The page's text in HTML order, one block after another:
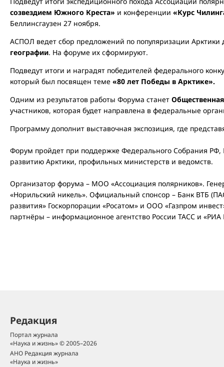
созвездием Южного Креста» и конференции «Курс
Беллинсгаузен 27 ноября.
АСПОЛ ведет сбор предложений по популяризации
географии. На форуме их сформируют.
Подведут итоги и наградят победителей федерального
который был посвящен теме «80 лет Победы в Арктике».
Одним из результатов работы Форума станет Общественная
участников, которая будет направлена в федеральные
Программу дополнит выставочная экспозиция, где
Форум пройдет при поддержке Федерального Собрания РФ,
развитию Арктики, профильных министерств и ведомств.
Организатор форума – МОО «Ассоциация полярников».
«Норильский никель». Официальный спонсор – Банк ВТБ
развития» Госкорпорации «Росатом» и ООО «Газпром
партнёры – информационное агентство России ТАСС и «РИА
Редакция
Портал журнала
«Наука и жизнь» © 2005–2026
АНО Редакция журнала
«Наука и жизнь»